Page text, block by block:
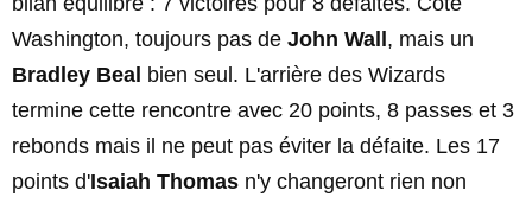
Washington, toujours pas de John Wall , mais un
Bradley Beal bien seul. L'arrière des Wizards
termine cette rencontre avec 20 points, 8 passes et 3
rebonds mais il ne peut pas éviter la défaite. Les 17
points d'Isaiah Thomas n'y changeront rien non